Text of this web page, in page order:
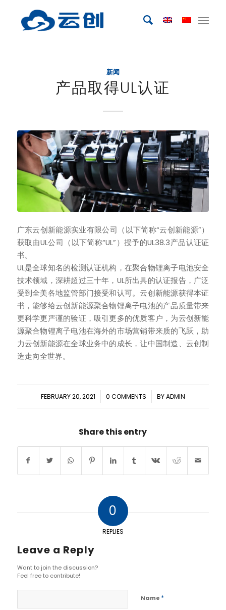
新闻
产品取得UL认证
广东云创新能源实业有限公司（以下简称“云创新能源”）
获取由UL公司（以下简称“UL”）授予的UL38.3产品认证证
书。
UL是全球知名的检测认证机构，在聚合物锂离子电池安全
技术领域，深耕超过三十年，UL所出具的认证报告，广泛
受到全美各地监管部门接受和认可。云创新能源获得本证
书，能够给云创新能源聚合物锂离子电池的产品质量带来
更科学更严谨的验证，吸引更多的优质客户，为云创新能
源聚合物锂离子电池在海外的市场营销带来质的飞跃，助
力云创新能源在全球业务中的成长，让中国制造、云创制
造走向全世界。
FEBRUARY 20, 2021
/ 0 COMMENTS
/ BYADMIN
Share this entry
0
REPLIES
Leave a Reply
Want to join the discussion?
Feel free to contribute!
Name *